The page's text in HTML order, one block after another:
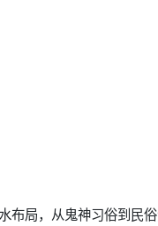
局，从鬼神习俗到民俗